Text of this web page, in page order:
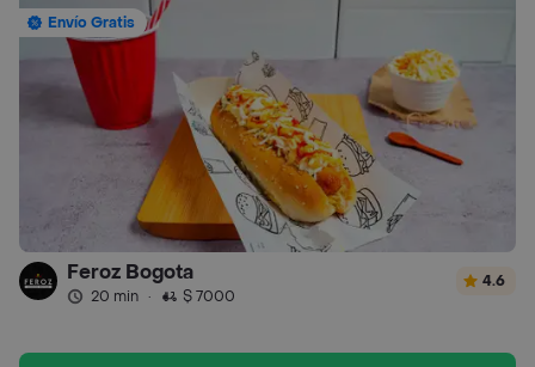
Envío Gratis
Feroz Bogota
20 min · $ 7000
4.6